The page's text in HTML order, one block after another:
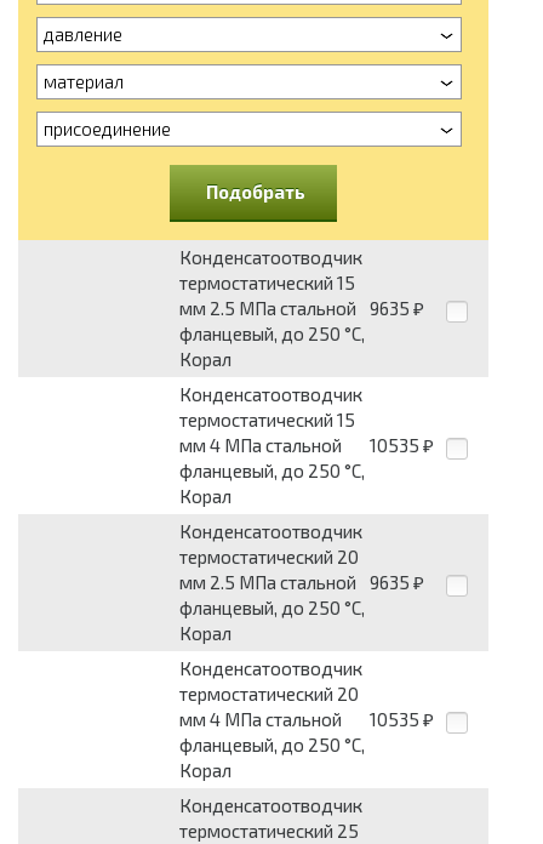
давление
материал
присоединение
Подобрать
Конденсатоотводчик
термостатический 15
мм 2.5 МПа стальной
фланцевый, до 250 °С,
Корал
9635 ₽
Конденсатоотводчик
термостатический 15
мм 4 МПа стальной
фланцевый, до 250 °С,
Корал
10535 ₽
Конденсатоотводчик
термостатический 20
мм 2.5 МПа стальной
фланцевый, до 250 °С,
Корал
9635 ₽
Конденсатоотводчик
термостатический 20
мм 4 МПа стальной
фланцевый, до 250 °С,
Корал
10535 ₽
Конденсатоотводчик
термостатический 25